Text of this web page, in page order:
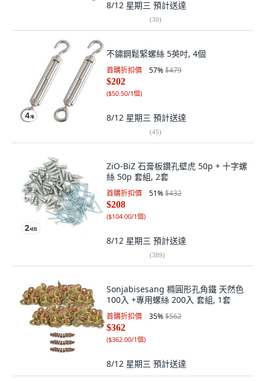
8/12 星期三 預計送達
(30)
不鏽鋼鬆緊螺絲 5英吋, 4個
首購折扣價 57%$479
$202
($50.50/1個)
8/12 星期三 預計送達
(45)
ZiO-BiZ 石膏板鑽孔壁虎 50p + 十字螺
絲 50p 套組, 2套
首購折扣價 51%$432
$208
($104.00/1個)
8/12 星期三 預計送達
(389)
Sonjabisesang 橢圓形孔角鐵 天然色
100入 +專用螺絲 200入 套組, 1套
首購折扣價 35%$562
$362
($362.00/1個)
8/12 星期三 預計送達